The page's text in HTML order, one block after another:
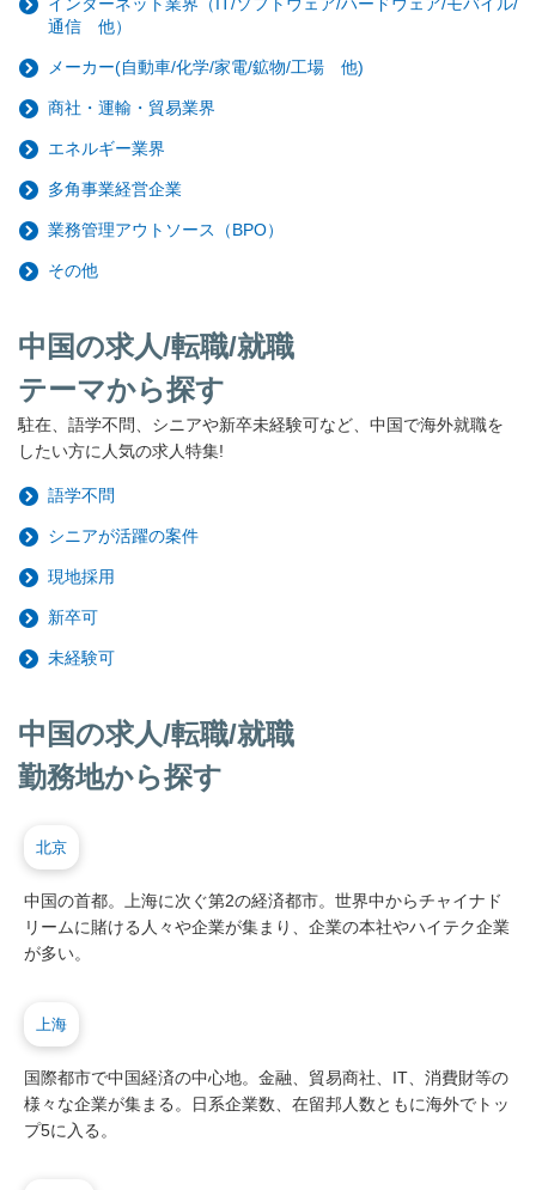
インターネット業界（IT/ソフトウェア/ハードウェア/モバイル/
通信 他）
メーカー(自動車/化学/家電/鉱物/工場 他)
商社・運輸・貿易業界
エネルギー業界
多角事業経営企業
業務管理アウトソース（BPO）
その他
中国の求人/転職/就職
テーマから探す
駐在、語学不問、シニアや新卒未経験可など、中国で海外就職を
したい方に人気の求人特集!
語学不問
シニアが活躍の案件
現地採用
新卒可
未経験可
中国の求人/転職/就職
勤務地から探す
北京
中国の首都。上海に次ぐ第2の経済都市。世界中からチャイナド
リームに賭ける人々や企業が集まり、企業の本社やハイテク企業
が多い。
上海
国際都市で中国経済の中心地。金融、貿易商社、IT、消費財等の
様々な企業が集まる。日系企業数、在留邦人数ともに海外でトッ
プ5に入る。